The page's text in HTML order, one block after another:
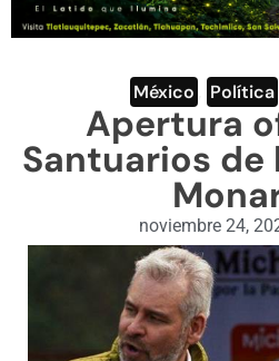
ENGLISH
VIDEOS
México Política
Apertura
Santuarios de
noviembre 24,